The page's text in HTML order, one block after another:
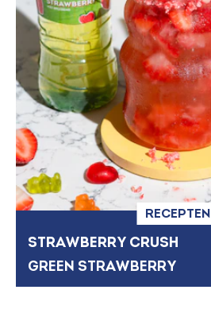
GREEN STRAWBERRY
STRAWBERRY CRUSH
RECEPTEN